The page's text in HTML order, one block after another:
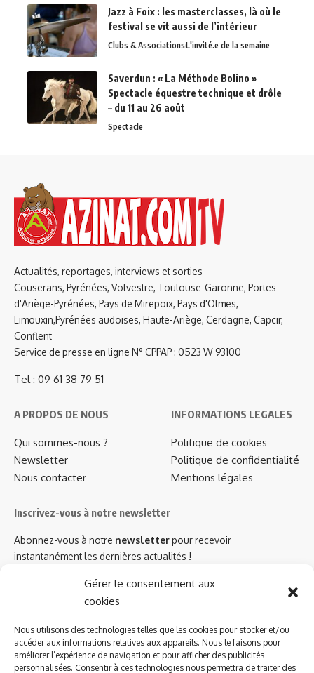
Gérer le consentement aux
cookies
Nous utilisons des technologies telles que les cookies pour stocker et/ou
accéder aux informations relatives aux appareils. Nous le faisons pour
améliorer l’expérience de navigation et pour afficher des publicités
personnalisées. Consentir à ces technologies nous permettra de traiter des
Jazz à Foix : les masterclasses, là où le
festival se vit aussi de l’intérieur
Clubs & AssociationsL'invité.e de la semaine
Saverdun : « La Méthode Bolino »
Spectacle équestre technique et drôle
– du 11 au 26 août
Spectacle
Actualités, reportages, interviews et sorties
Couserans, Pyrénées, Volvestre, Toulouse-Garonne, Portes
d'Ariège-Pyrénées, Pays de Mirepoix, Pays d'Olmes,
Limouxin,Pyrénées audoises, Haute-Ariège, Cerdagne, Capcir,
Conflent
Service de presse en ligne N° CPPAP : 0523 W 93100
Tel : 09 61 38 79 51
A PROPOS DE NOUS
Qui sommes-nous ?
Newsletter
Nous contacter
INFORMATIONS LEGALES
Politique de cookies
Politique de confidentialité
Mentions légales
Inscrivez-vous à notre newsletter
Abonnez-vous à notre newsletterpour recevoir
instantanément les dernières actualités !
Azinat.com TV soutient